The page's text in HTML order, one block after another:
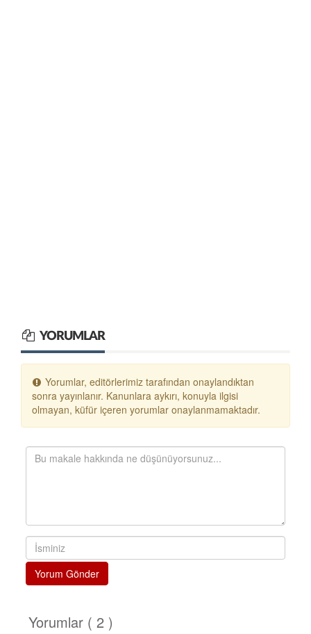
YORUMLAR
Yorumlar, editörlerimiz tarafından onaylandıktan
sonra yayınlanır. Kanunlara aykırı, konuyla ilgisi
olmayan, küfür içeren yorumlar onaylanmamaktadır.
Yorum Gönder
Yorumlar ( 2 )